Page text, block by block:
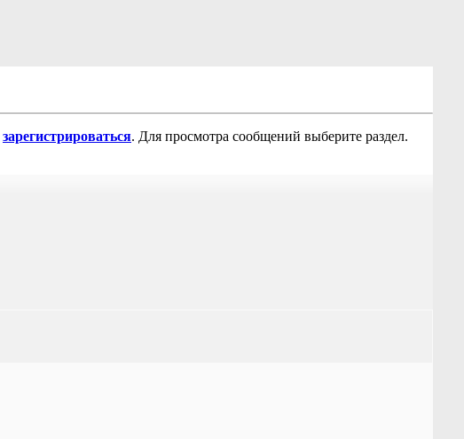
зарегистрироваться. Для просмотра сообщений выберите раздел.